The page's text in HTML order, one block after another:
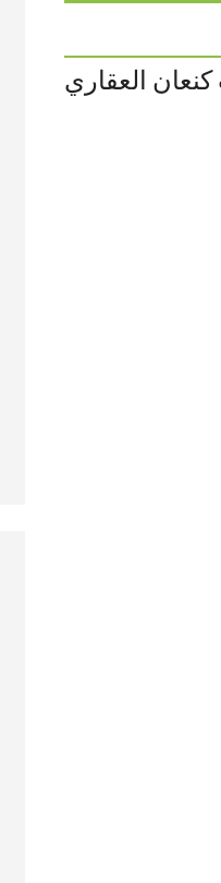
العقاري